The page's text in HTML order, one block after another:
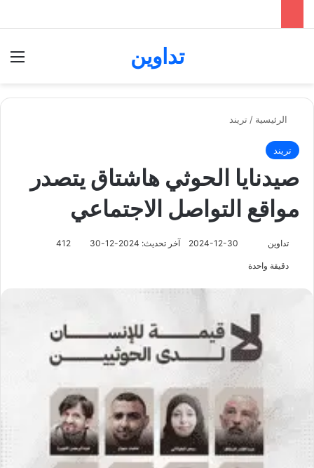
تداوين
الرئيسية / تريند
تريند
صيدنايا الحوثي هاشتاق يتصدر
مواقع التواصل الاجتماعي
تداوين 2024-12-30 آخر تحديث: 2024-12-30 412
دقيقة واحدة